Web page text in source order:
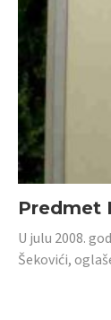
Predmet
U julu 2008.
Šekovići,